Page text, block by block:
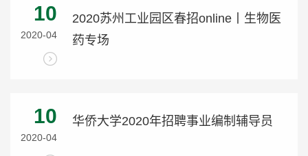
10
2020-04
2020苏州工业园区春招online丨生物医
药专场
10
2020-04
华侨大学2020年招聘事业编制辅导员